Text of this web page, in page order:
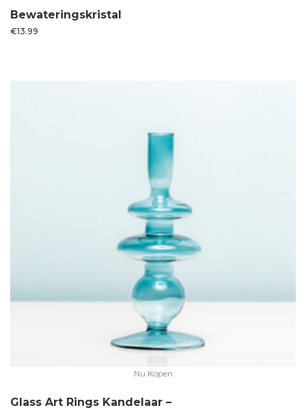
Bewateringskristal
€13.99
Nu Kopen
Glass Art Rings Kandelaar –